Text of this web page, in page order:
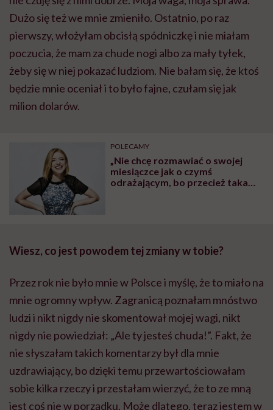
Dużo się też we mnie zmieniło. Ostatnio, po raz
pierwszy, włożyłam obcisłą spódniczkę i nie miałam
poczucia, że mam za chude nogi albo za mały tyłek,
żeby się w niej pokazać ludziom. Nie bałam się, że ktoś
będzie mnie oceniał i to było fajne, czułam się jak
milion dolarów.
POLECAMY
„Nie chcę rozmawiać o swojej
miesiączce jak o czymś
odrażającym, bo przecież taka
Wiesz, co jest powodem tej zmiany w tobie?
Przez rok nie było mnie w Polsce i myślę, że to miało na
mnie ogromny wpływ. Zagranicą poznałam mnóstwo
ludzi i nikt nigdy nie skomentował mojej wagi, nikt
nigdy nie powiedział: „Ale ty jesteś chuda!”. Fakt, że
nie słyszałam takich komentarzy był dla mnie
uzdrawiający, bo dzięki temu przewartościowałam
sobie kilka rzeczy i przestałam wierzyć, że to ze mną
jest coś nie w porządku. Może dlatego, teraz jestem w